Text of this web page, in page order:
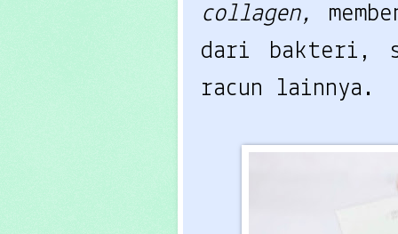
collagen,
dari bakteri,
racun lainnya.